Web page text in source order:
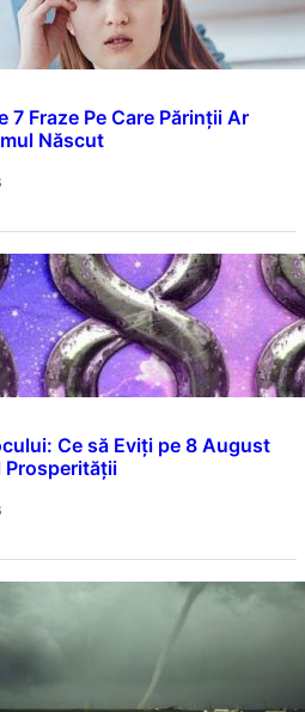
Fraze Pe Care Părinții Ar
Născut
Ce să Eviți pe 8 August
Prosperității